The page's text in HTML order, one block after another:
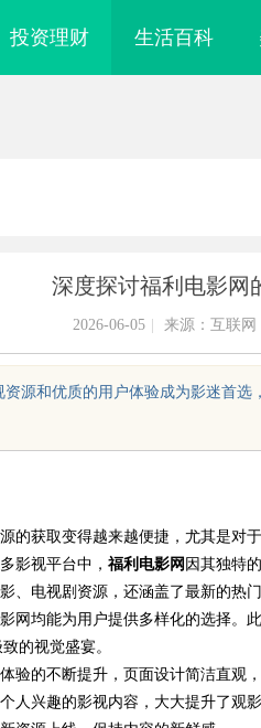
投资理财 生活百科
深度探讨福利电影网
2026-06-05 来源：互联网
源和优质的用户体验成为影迷首
的获取变得越来越便捷，尤其是对
影视平台中， 福利电影网 因其独特
、电视剧资源，还涵盖了最新的热
网均能为用户提供多样化的选择。
的视觉盛宴。
验的不断提升，页面设计简洁直观
人兴趣的影视内容，大大提升了观
辨识度